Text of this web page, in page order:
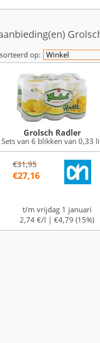
op: Winkel
Grolsch Radler
Sets van 6 blikken van 0,33
€31,95
€27,16
t/m vrijdag 1 januari
2,74 €/l | €4,79 (15%)